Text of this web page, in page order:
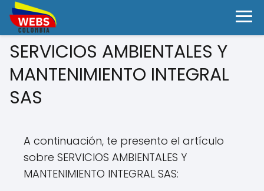
SERVICIOS AMBIENTALES Y
MANTENIMIENTO INTEGRAL
SAS
A continuación, te presento el artículo
sobre SERVICIOS AMBIENTALES Y
MANTENIMIENTO INTEGRAL SAS: